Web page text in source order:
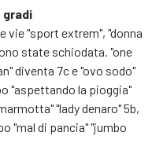
gradi
vie "sport extrem", "donna
state schiodata. "one
diventa 7c e "ovo sodo"
"aspettando la pioggia"
"lady denaro" 5b,
"mal di pancia" "jumbo